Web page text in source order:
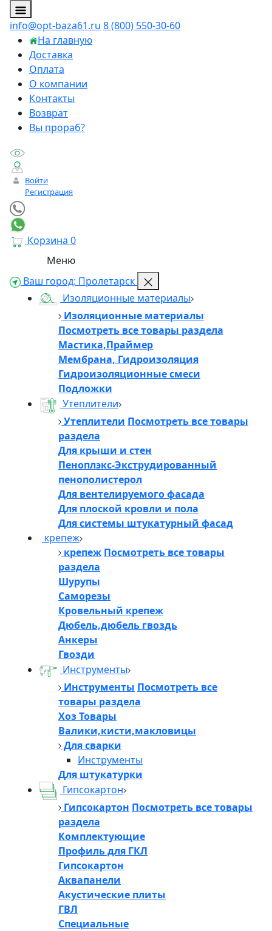
info@opt-baza61.ru 8 (800) 550-30-60
На главную
Доставка
Оплата
О компании
Контакты
Возврат
Вы прораб?
Войти
Регистрация
Корзина 0
Меню
Ваш город: Пролетарск
Изоляционные материалы
Изоляционные материалы
Посмотреть все товары раздела
Мастика,Праймер
Мембрана, Гидроизоляция
Гидроизоляционные смеси
Подложки
Утеплители
Утеплители Посмотреть все товары
раздела
Для крыши и стен
Пеноплэкс-Экструдированный
пенополистерол
Для вентелируемого фасада
Для плоской кровли и пола
Для системы штукатурный фасад
крепеж
крепеж Посмотреть все товары
раздела
Шурупы
Саморезы
Кровельный крепеж
Дюбель,дюбель гвоздь
Анкеры
Гвозди
Инструменты
Инструменты Посмотреть все
товары раздела
Хоз Товары
Валики,кисти,макловицы
Для сварки
Инструменты
Для штукатурки
Гипсокартон
Гипсокартон Посмотреть все товары
раздела
Комплектующие
Профиль для ГКЛ
Гипсокартон
Аквапанели
Акустические плиты
ГВЛ
Специальные